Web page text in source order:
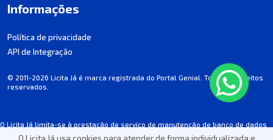
O Licita Já usa cookies para atender de forma individualizada e
O Licita Já limita-se à prestação de serviço de manutenção de banco de dados
de licitações, não participando dos processos.
Informações
Política de privacidade
API de Integração
© 2011-2026 Licita Já é marca registrada do Portal Genial. Todos os direitos
reservados.